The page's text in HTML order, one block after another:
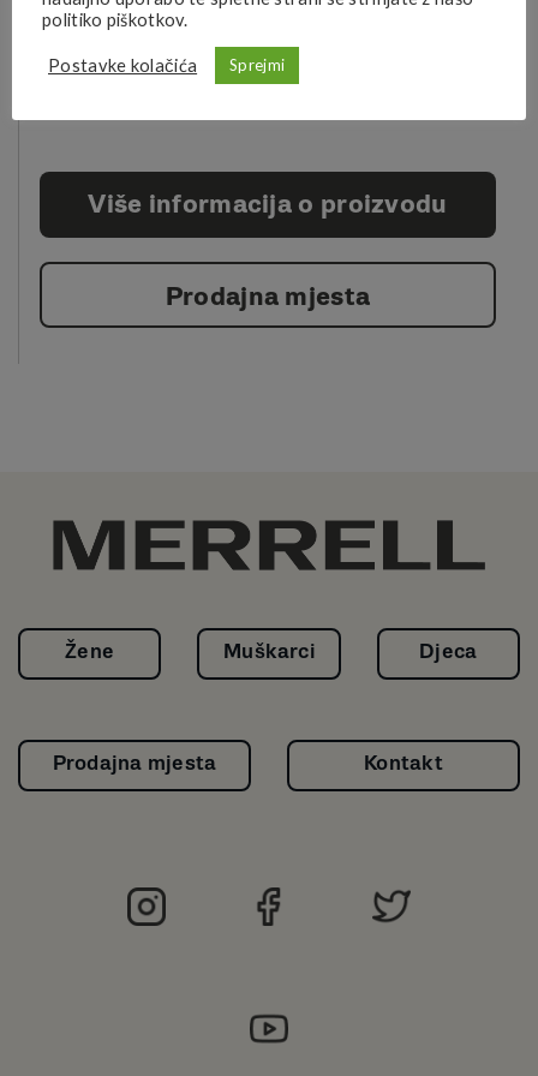
Više informacija o proizvodu
Prodajna mjesta
Žene Muškarci Djeca
Prodajna mjesta Kontakt
politiko piškotkov.
Postavke kolačića Sprejmi